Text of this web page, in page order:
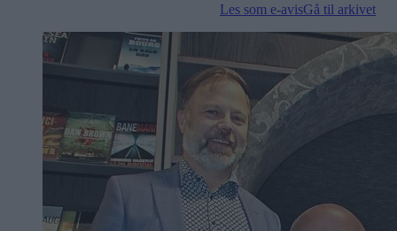
Les som e-avisGå til arkivet